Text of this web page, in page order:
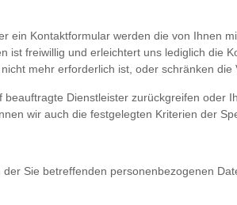
ein Kontaktformular werden die von Ihnen
ist freiwillig und erleichtert uns lediglich die
mehr erforderlich ist, oder schränken
Dienstleister zurückgreifen
wir auch die festgelegten Kriterien der
Sie betreffenden personenbezogenen